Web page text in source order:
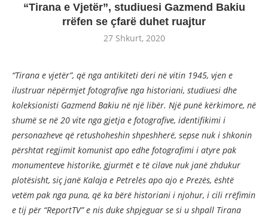
“Tirana e Vjetër”, studiuesi Gazmend Bakiu
rrëfen se çfarë duhet ruajtur
27 Shkurt, 2020
“Tirana e vjetër”, që nga antikiteti deri në vitin 1945, vjen e
ilustruar nëpërmjet fotografive nga historiani, studiuesi dhe
koleksionisti Gazmend Bakiu në një libër. Një punë kërkimore, në
shumë se në 20 vite nga gjetja e fotografive, identifikimi i
personazheve që retushoheshin shpeshherë, sepse nuk i shkonin
përshtat regjimit komunist apo edhe fotografimi i atyre pak
monumenteve historike, gjurmët e të cilave nuk janë zhdukur
plotësisht, siç janë Kalaja e Petrelës apo ajo e Prezës, është
vetëm pak nga puna, që ka bërë historiani i njohur, i cili rrëfimin
e tij për “ReportTV” e nis duke shpjeguar se si u shpall Tirana